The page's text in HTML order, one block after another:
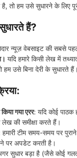
है, तो हम उसे सुधारने के लिए
हैं?
न्यूज़ वेबसाइट की सबसे
यदि हमारे किसी लेख में
हम उसे बिना देरी के सुधारते हैं।
किया गया एरर: यदि कोई पाठक
की समीक्षा करते हैं।
हमारी टीम समय-समय पर
पर अपडेट करती है।
सुधार बड़ा है (जैसे कोई